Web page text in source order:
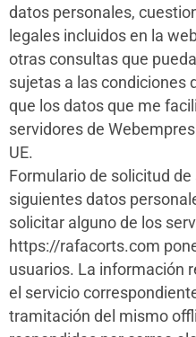
datos personales,
legales incluidos en la
otras consultas que
sujetas a las condiciones
que los datos que me
servidores de
UE.
Formulario de solicitud
siguientes datos
solicitar alguno de los
https://rafacorts.com
usuarios. La información
el servicio
tramitación del mismo